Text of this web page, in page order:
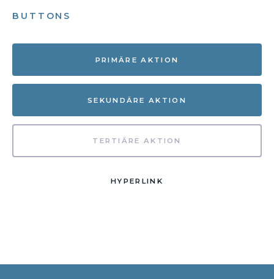
BUTTONS
PRIMÄRE AKTION
SEKUNDÄRE AKTION
TERTIÄRE AKTION
HYPERLINK